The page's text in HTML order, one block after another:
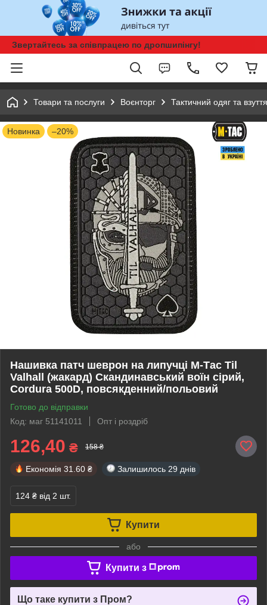
Звертайтесь за співпрацею по дропшипінгу!
Товари та послуги Воєнторг Тактичний одяг та взуття
Новинка –20%
Нашивка патч шеврон на липучці M-Тас Til
Valhall (жакард) Скандинавський воїн сірий,
Cordura 500D, повсякденний/польовий
Готово до відправки
Код: маг 51141011
Опт і роздріб
126,40 ₴ 158 ₴
Економія 31.60 ₴ Залишилось 29 днів
124 ₴ від 2 шт.
Купити
або
Купити з
Що таке купити з Пром?